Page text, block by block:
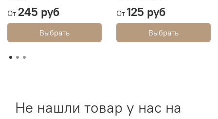
От 245 руб
Выбрать
От 125 руб
Выбрать
Не нашли товар у нас на